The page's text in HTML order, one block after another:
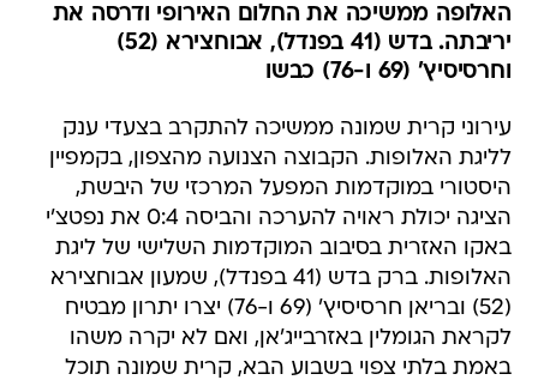
וחרסיסיץ' (69 ו-76) כבשו
עירוני קרית שמונה ממשיכה להתקרב בצעדי ענק
היסטורי במוקדמות המפעל המרכזי של היבשת,
הציגה יכולת ראויה להערכה והביסה 0:4 את נפטצ'י
באקו האזרית בסיבוב המוקדמות השלישי של ליגת
האלופות. ברק בדש (41 בפנדל), שמעון אבוחצירא
(52) ובריאן חרסיסיץ' (69 ו-76) יצרו יתרון מבטיח
לקראת הגומלין באזרבייג'אן, ואם לא יקרה משהו
באמת בלתי צפוי בשבוע הבא, קרית שמונה תוכל
להתכונן לפלייאוף שלפני שלב הבתים, אשר מבטיח
גם במקרה של הפסד נפילה לבתים בליגה האירופית.